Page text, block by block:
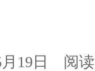
月19日